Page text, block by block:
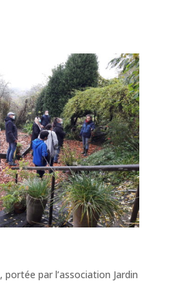
, portée par l’association Jardin